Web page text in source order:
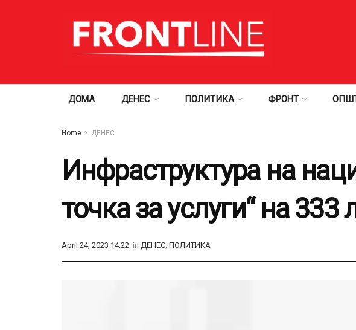
ДОМА ДЕНЕС ПОЛИТИКА ФРОНТ
Home ДЕНЕС
Инфраструктура на
точка за услуги“ на
April 24, 2023 14:22 in ДЕНЕС, ПОЛИТИКА